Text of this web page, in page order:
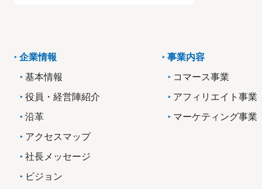
企業情報
基本情報
役員・経営陣紹介
沿革
アクセスマップ
社長メッセージ
ビジョン
事業内容
コマース事業
アフィリエイト事業
マーケティング事業